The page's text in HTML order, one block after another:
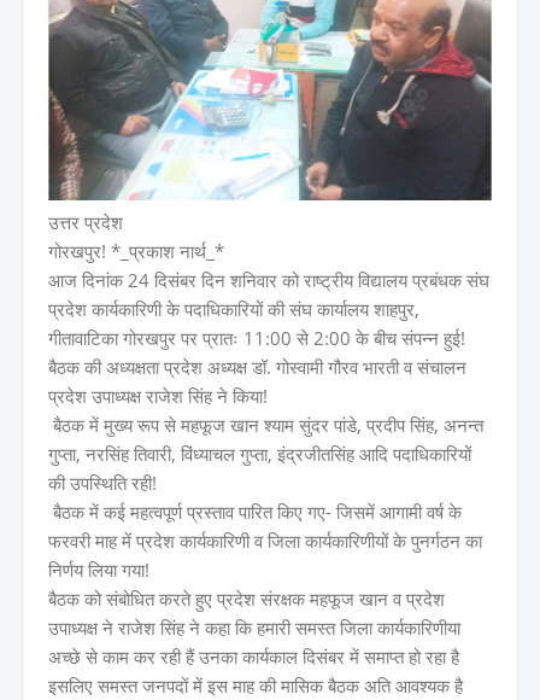
उत्तर प्रदेश
गोरखपुर! *_प्रकाश नार्थ_*
आज दिनांक 24 दिसंबर दिन शनिवार को राष्ट्रीय विद्यालय प्रबंधक संघ
प्रदेश कार्यकारिणी के पदाधिकारियों की संघ कार्यालय शाहपुर,
गीतावाटिका गोरखपुर पर प्रातः 11:00 से 2:00 के बीच संपन्न हुई!
बैठक की अध्यक्षता प्रदेश अध्यक्ष डॉ. गोस्वामी गौरव भारती व संचालन
प्रदेश उपाध्यक्ष राजेश सिंह ने किया!
बैठक में मुख्य रूप से महफूज खान श्याम सुंदर पांडे, प्रदीप सिंह, अनन्त
गुप्ता, नरसिंह तिवारी, विंध्याचल गुप्ता, इंद्रजीतसिंह आदि पदाधिकारियों
की उपस्थिति रही!
बैठक में कई महत्वपूर्ण प्रस्ताव पारित किए गए- जिसमें आगामी वर्ष के
फरवरी माह में प्रदेश कार्यकारिणी व जिला कार्यकारिणीयों के पुनर्गठन का
निर्णय लिया गया!
बैठक को संबोधित करते हुए प्रदेश संरक्षक महफूज खान व प्रदेश
उपाध्यक्ष ने राजेश सिंह ने कहा कि हमारी समस्त जिला कार्यकारिणीया
अच्छे से काम कर रही हैं उनका कार्यकाल दिसंबर में समाप्त हो रहा है
इसलिए समस्त जनपदों में इस माह की मासिक बैठक अति आवश्यक है